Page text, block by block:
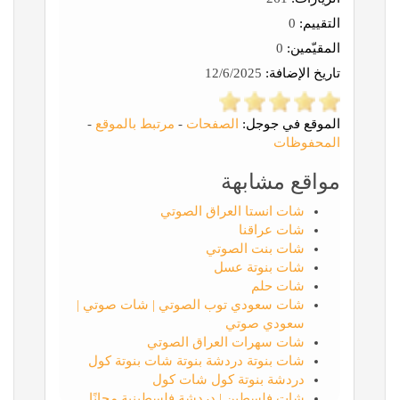
التقييم:
المقيّمين:
تاريخ الإضافة:
الموقع في جوجل: الصفحات - مرتبط بالموقع -
المحفوظات
مواقع مشابهة
شات انستا العراق الصوتي
شات عراقنا
شات بنت الصوتي
شات بنوتة عسل
شات حلم
شات سعودي توب الصوتي | شات صوتي |
سعودي صوتي
شات سهرات العراق الصوتي
شات بنوتة دردشة بنوتة شات بنوتة كول
دردشة بنوتة كول شات كول